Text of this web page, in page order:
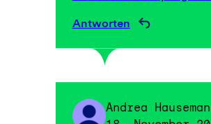
Antworten
Andrea